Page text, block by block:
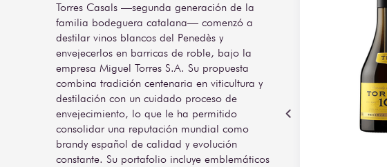
Torres Casals —segunda generación de la
familia bodeguera catalana— comenzó a
destilar vinos blancos del Penedès y
envejecerlos en barricas de roble, bajo la
empresa Miguel Torres S.A. Su propuesta
combina tradición centenaria en viticultura y
destilación con un cuidado proceso de
envejecimiento, lo que le ha permitido
consolidar una reputación mundial como
brandy español de calidad y evolución
constante. Su portafolio incluye emblemáticos